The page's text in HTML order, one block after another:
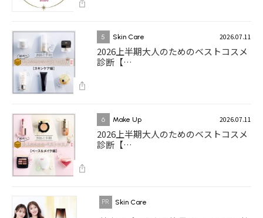
5 Skin Care 2026.07.11
2026上半期大人のためのベストコスメ
診断【…
6 Make Up 2026.07.11
2026上半期大人のためのベストコスメ
診断【…
Skin Care